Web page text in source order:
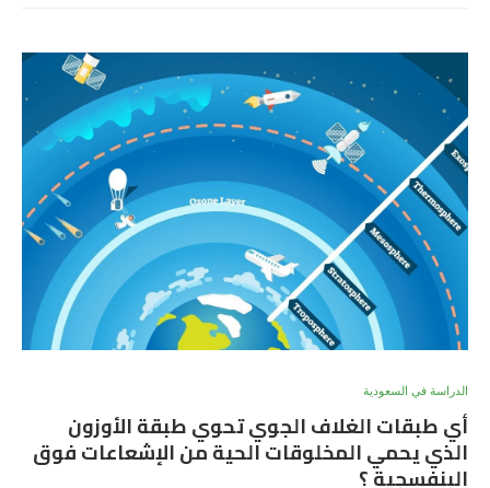
الدراسة في السعودية
أي طبقات الغلاف الجوي تحوي طبقة الأوزون
الذي يحمي المخلوقات الحية من الإشعاعات فوق
البنفسجية ؟